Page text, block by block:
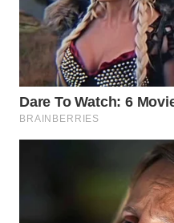
INDRAMAYU
WN
KUNINGAN
WN
MAJALENGKA